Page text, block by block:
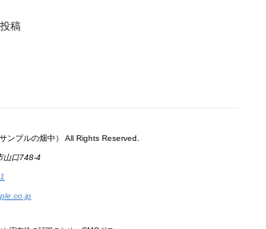
稿
ンプルの畑中） All Rights Reserved.
山口748-4